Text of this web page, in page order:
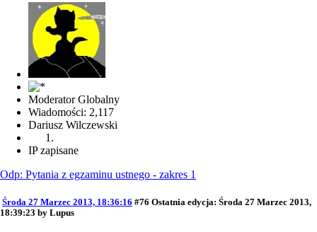
Moderator Globalny
Wiadomości: 2,117
Dariusz Wilczewski
IP zapisane
Odp: Pytania z egzaminu ustnego - zakres 1
Środa 27 Marzec 2013, 18:36:16 #76 Ostatnia edycja: Środa 27 Marzec 2013,
18:39:23 by Lupus